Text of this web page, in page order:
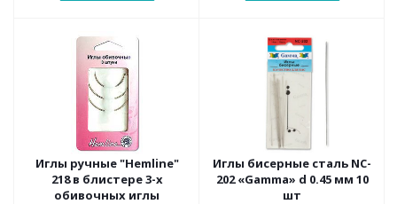
Иглы ручные "Hemline"
218 в блистере 3-х
обивочных иглы
Иглы бисерные сталь NC-
202 «Gamma» d 0.45 мм 10
шт